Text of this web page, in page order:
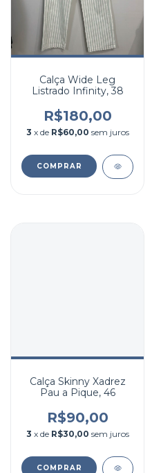
Calça Wide Leg
Listrado Infinity, 38
R$180,00
3 x de R$60,00 sem juros
COMPRAR
Calça Skinny Xadrez
Pau a Pique, 46
R$90,00
3 x de R$30,00 sem juros
COMPRAR